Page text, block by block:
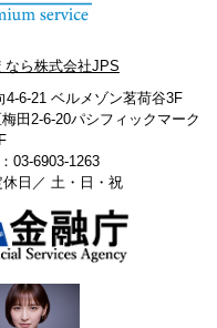
なら株式会社JPS
6-21 ベルメゾン茗荷谷3F
田2-6-20パシフィックマーク
03-6903-1263
日／ 土・日・祝